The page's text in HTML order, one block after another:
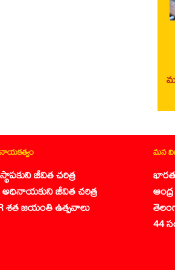
జీవిత చరిత్ర
అధినాయకుని జీవిత చరిత్ర
శత జయంతి ఉత్సవాలు
మన
44